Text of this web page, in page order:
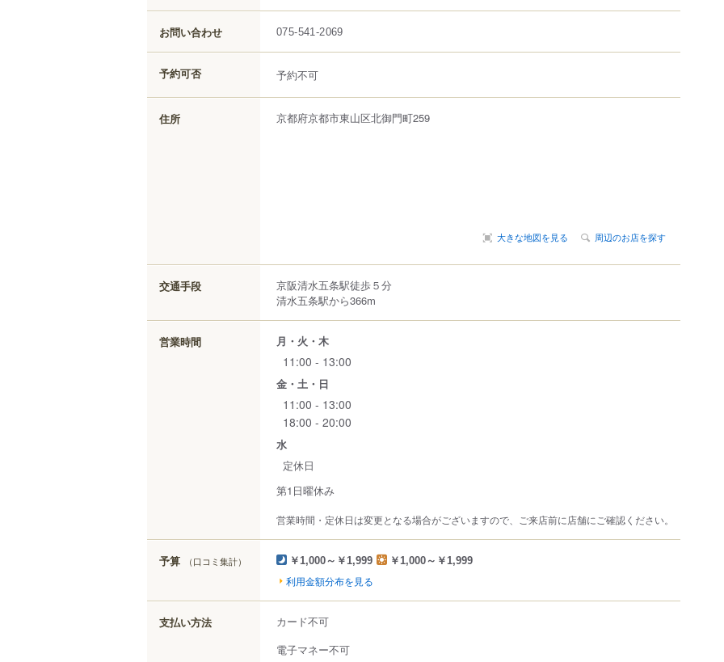
お問い合わせ 075-541-2069
予約可否 予約不可
住所 京都府京都市東山区北御門町259
大きな地図を見る 周辺のお店を探す
交通手段
京阪清水五条駅徒歩５分
清水五条駅から366m
営業時間 月・火・木
11:00 - 13:00
金・土・日
11:00 - 13:00
18:00 - 20:00
水
定休日
第1日曜休み
営業時間・定休日は変更となる場合がございますので、ご来店前に店舗にご確認ください。
予算 （口コミ集計） ￥1,000～￥1,999 ￥1,000～￥1,999
利用金額分布を見る
支払い方法
カード不可
電子マネー不可